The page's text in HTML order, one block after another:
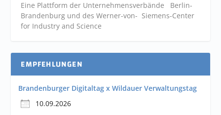
Eine Plattform der Unternehmensverbände Berlin-
Brandenburg und des Werner-von- Siemens-Center
for Industry and Science
EMPFEHLUNGEN
Brandenburger Digitaltag x Wildauer Verwaltungstag
10.09.2026